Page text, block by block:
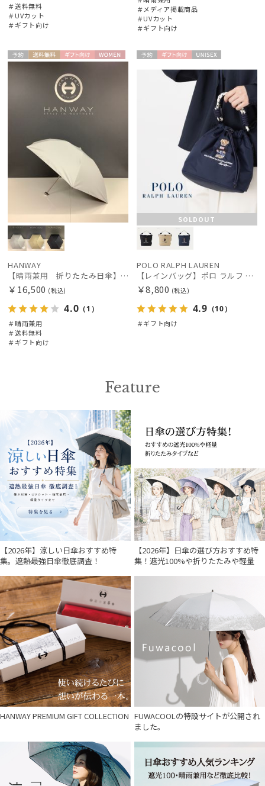
＃送料無料
＃UVカット
＃ギフト向け
＃メディア掲載商品
＃UVカット
＃ギフト向け
予約 送料無 ギフト
向け
WOME
HANWAY
【晴雨兼用 折りたたみ日傘】ハンウェイ（ＨＡＮＷＡＹ）One point glory（ワンポイント・グローリー）
￥16,500 (税込)
4.0 （1）
＃晴雨兼用
＃送料無料
＃ギフト向け
向け
X
SOLDOUT
POLO RALPH LAUREN
【レインバッグ】ポロ ラルフ ローレン（POLO RALPH LAUREN）ワンポイントベア刺繍ショルダーレインバッグ
￥8,800 (税込)
4.9 （10）
＃ギフト向け
Feature
【2026年】涼しい日傘おすすめ特
集。遮熱最強日傘徹底調査！
【2026年】日傘の選び方おすすめ特
集！遮光100%や折りたたみや軽量
HANWAY PREMIUM GIFT COLLECTION FUWACOOLの特設サイトが公開され
ました。